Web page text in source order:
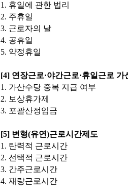
1. 휴일에 관한 법리
2. 주휴일
3. 근로자의 날
4. 공휴일
5. 약정휴일
[4] 연장근로·야간근로·휴일근로 가
1. 가산수당 중복 지급 여부
2. 보상휴가제
3. 포괄산정임금
[5] 변형(유연)근로시간제도
1. 탄력적 근로시간
2. 선택적 근로시간
3. 간주근로시간
4. 재량근로시간